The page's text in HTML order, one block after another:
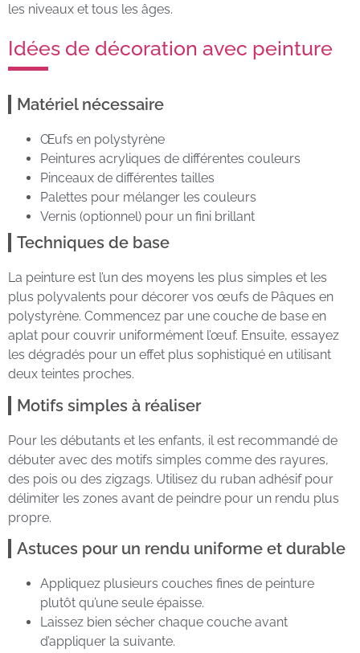
les niveaux et tous les âges.
Idées de décoration avec peinture
Matériel nécessaire
Œufs en polystyrène
Peintures acryliques de différentes couleurs
Pinceaux de différentes tailles
Palettes pour mélanger les couleurs
Vernis (optionnel) pour un fini brillant
Techniques de base
La peinture est l’un des moyens les plus simples et les
plus polyvalents pour décorer vos œufs de Pâques en
polystyrène. Commencez par une couche de base en
aplat pour couvrir uniformément l’œuf. Ensuite, essayez
les dégradés pour un effet plus sophistiqué en utilisant
deux teintes proches.
Motifs simples à réaliser
Pour les débutants et les enfants, il est recommandé de
débuter avec des motifs simples comme des rayures,
des pois ou des zigzags. Utilisez du ruban adhésif pour
délimiter les zones avant de peindre pour un rendu plus
propre.
Astuces pour un rendu uniforme et durable
Appliquez plusieurs couches fines de peinture
plutôt qu’une seule épaisse.
Laissez bien sécher chaque couche avant
d’appliquer la suivante.